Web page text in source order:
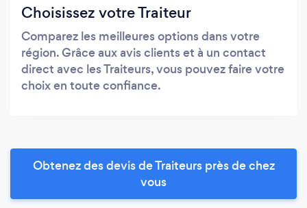
Choisissez votre Traiteur
Comparez les meilleures options dans votre
région. Grâce aux avis clients et à un contact
direct avec les Traiteurs, vous pouvez faire votre
choix en toute confiance.
Obtenez des devis de Traiteurs près de chez
vous